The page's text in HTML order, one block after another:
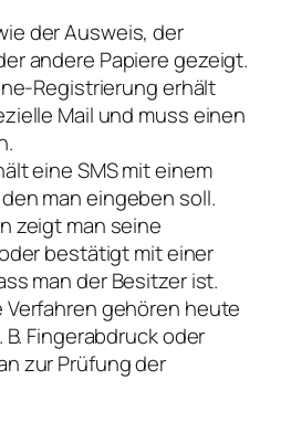
der Ausweis, der
andere Papiere gezeigt.
Registrierung erhält
Mail und muss einen
eine SMS mit einem
man eingeben soll.
zeigt man seine
bestätigt mit einer
man der Besitzer ist.
Verfahren gehören heute
Fingerabdruck oder
zur Prüfung der